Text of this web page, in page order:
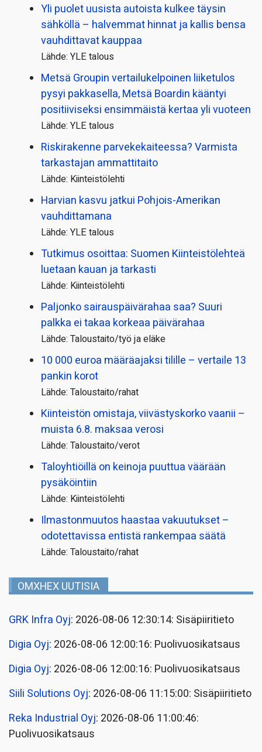
Yli puolet uusista autoista kulkee täysin
sähköllä – halvemmat hinnat ja kallis bensa
vauhdittavat kauppaa
Lähde: YLE talous
Metsä Groupin vertailu­kelpoinen liiketulos
pysyi pakkasella, Metsä Boardin kääntyi
positiiviseksi ensimmäistä kertaa yli vuoteen
Lähde: YLE talous
Riskirakenne parvekekaiteessa? Varmista
tarkastajan ammattitaito
Lähde: Kiinteistölehti
Harvian kasvu jatkui Pohjois-Amerikan
vauhdittamana
Lähde: YLE talous
Tutkimus osoittaa: Suomen Kiinteistölehteä
luetaan kauan ja tarkasti
Lähde: Kiinteistölehti
Paljonko sairauspäivä­rahaa saa? Suuri
palkka ei takaa korkeaa päivärahaa
Lähde: Taloustaito/työ ja eläke
10 000 euroa määräajaksi tilille – vertaile 13
pankin korot
Lähde: Taloustaito/rahat
Kiinteistön omistaja, viivästyskorko vaanii –
muista 6.8. maksaa verosi
Lähde: Taloustaito/verot
Taloyhtiöillä on keinoja puuttua väärään
pysäköintiin
Lähde: Kiinteistölehti
Ilmastonmuutos haastaa vakuutukset –
odotettavissa entistä rankempaa säätä
Lähde: Taloustaito/rahat
OMXHEX UUTISIA
GRK Infra Oyj: 2026-08-06 12:30:14: Sisäpiiritieto
Digia Oyj: 2026-08-06 12:00:16: Puolivuosikatsaus
Digia Oyj: 2026-08-06 12:00:16: Puolivuosikatsaus
Siili Solutions Oyj: 2026-08-06 11:15:00: Sisäpiiritieto
Reka Industrial Oyj: 2026-08-06 11:00:46:
Puolivuosikatsaus